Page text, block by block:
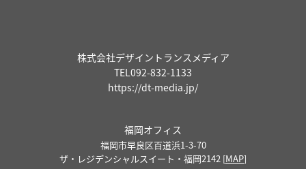
株式会社デザイントランスメディア
TEL092-832-1133
https://dt-media.jp/
福岡オフィス
福岡市早良区百道浜1-3-70
ザ・レジデンシャルスイート・福岡2142 [MAP]